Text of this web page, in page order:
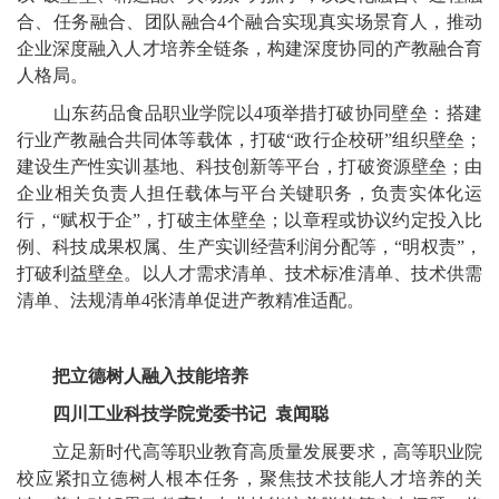
合、任务融合、团队融合4个融合实现真实场景育人，推动
企业深度融入人才培养全链条，构建深度协同的产教融合育
人格局。
山东药品食品职业学院以4项举措打破协同壁垒：搭建
行业产教融合共同体等载体，打破“政行企校研”组织壁垒；
建设生产性实训基地、科技创新等平台，打破资源壁垒；由
企业相关负责人担任载体与平台关键职务，负责实体化运
行，“赋权于企”，打破主体壁垒；以章程或协议约定投入比
例、科技成果权属、生产实训经营利润分配等，“明权责”，
打破利益壁垒。以人才需求清单、技术标准清单、技术供需
清单、法规清单4张清单促进产教精准适配。
把立德树人融入技能培养
四川工业科技学院党委书记 袁闻聪
立足新时代高等职业教育高质量发展要求，高等职业院
校应紧扣立德树人根本任务，聚焦技术技能人才培养的关